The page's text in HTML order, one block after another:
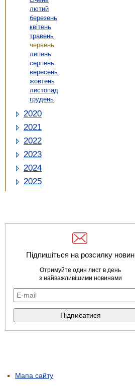
лютий
березень
квітень
травень
червень
липень
серпень
вересень
жовтень
листопад
грудень
2020
2021
2022
2023
2024
2025
Підпишіться на розсилку новин
Отримуйте один лист в день
з найважливішими новинами
Мапа сайту